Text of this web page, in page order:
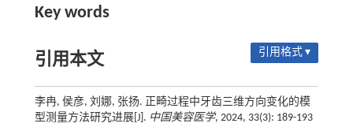
Key words
引用本文 引用格式 ▾
李冉, 侯彦, 刘娜, 张扬. 正畸过程中牙齿三维方向变化的模
型测量方法研究进展[J]. 中国美容医学, 2024, 33(3): 189-193